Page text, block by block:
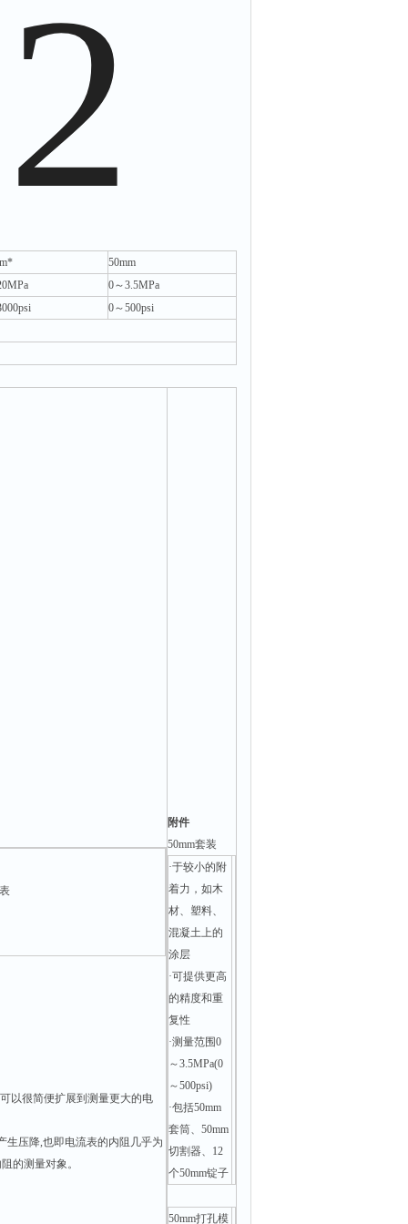
50mm
0～3.5MPa
0～500psi
以很简便扩展到测量更大的电
生压降,也即电流表的内阻几乎为
的测量对象。
附件
50mm套装
·于较小的附
着力，如木
材、塑料、
混凝土上的
涂层
·可提供更高
的精度和重
复性
·测量范围0
～3.5MPa(0
～500psi)
·包括50mm
套筒、50mm
切割器、12
个50mm锭子
50mm打孔模